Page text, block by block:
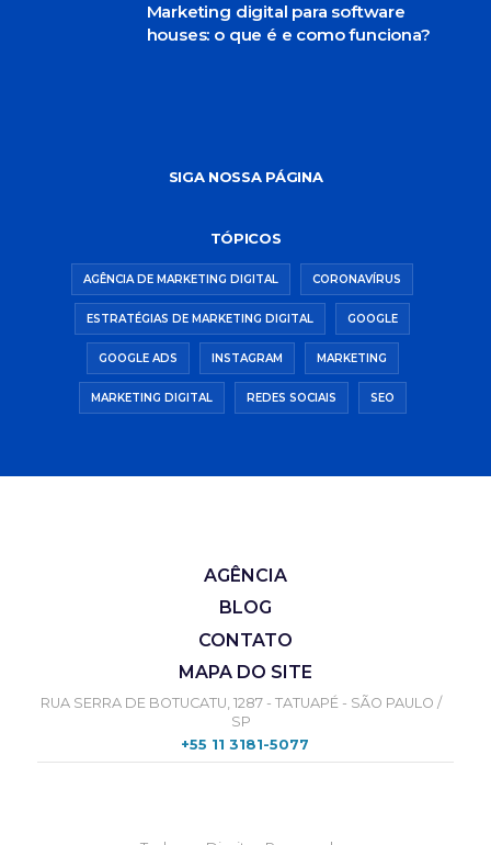
Marketing digital para software
houses: o que é e como funciona?
SIGA NOSSA PÁGINA
TÓPICOS
AGÊNCIA DE MARKETING DIGITAL CORONAVÍRUS
ESTRATÉGIAS DE MARKETING DIGITAL GOOGLE
GOOGLE ADS INSTAGRAM MARKETING
MARKETING DIGITAL REDES SOCIAIS SEO
AGÊNCIA
BLOG
CONTATO
MAPA DO SITE
RUA SERRA DE BOTUCATU, 1287 - TATUAPÉ - SÃO PAULO /
SP
+55 11 3181-5077